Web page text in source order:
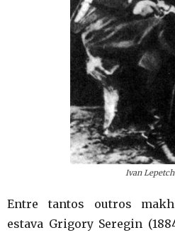
Ivan
Entre tantos outros
estava Grigory Seregin